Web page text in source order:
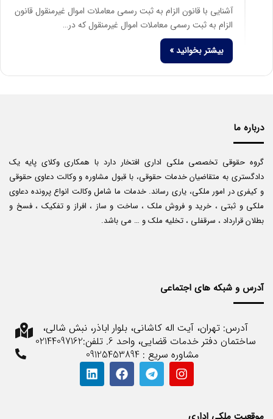
آشنایی با قانون الزام به ثبت رسمی معاملات اموال غیرمنقول قانون
الزام به ثبت رسمی معاملات اموال غیرمنقول که در…
بیشتر بخوانید »
درباره ما
گروه حقوقی تخصصی ملکی اداری افتخار دارد با همکاری وکلای پایه یک
دادگستری به متقاضیان خدمات حقوقی، با قبول مشاوره و وکالت دعاوی حقوقی
و کیفری در امور ملکی، یاری رساند. خدمات ما شامل وکالت انواع پرونده دعاوی
ملکی و ثبتی ، خرید و فروش ملک ، ساخت و ساز ، افراز و تفکیک ، فسخ و
بطلان قرارداد ، سرقفلی ، تخلیه ملک و … می باشد.
آدرس و شبکه های اجتماعی
آدرس: تهران، آیت اله کاشانی، بلوار اباذر، نبش شالی،
ساختمان دفتر خدمات قضایی، واحد 6. تلفن:02144097162
مشاوره سریع : 09125453894